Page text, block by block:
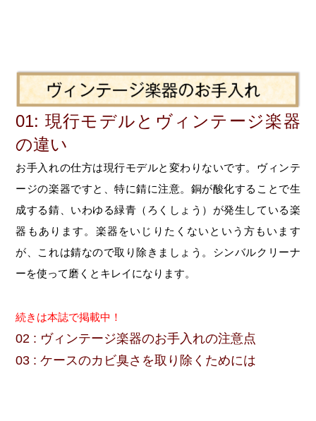
01: 現行モデルとヴィンテージ楽器
の違い
お手入れの仕方は現行モデルと変わりないです。ヴィンテ
ージの楽器ですと、特に錆に注意。銅が酸化することで生
成する錆、いわゆる緑青（ろくしょう）が発生している楽
器もあります。楽器をいじりたくないという方もいます
が、これは錆なので取り除きましょう。シンバルクリーナ
ーを使って磨くとキレイになります。
続きは本誌で掲載中！
02 : ヴィンテージ楽器のお手入れの注意点
03 : ケースのカビ臭さを取り除くためには